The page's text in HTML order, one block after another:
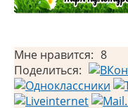
Мне нравится: 8
Поделиться: